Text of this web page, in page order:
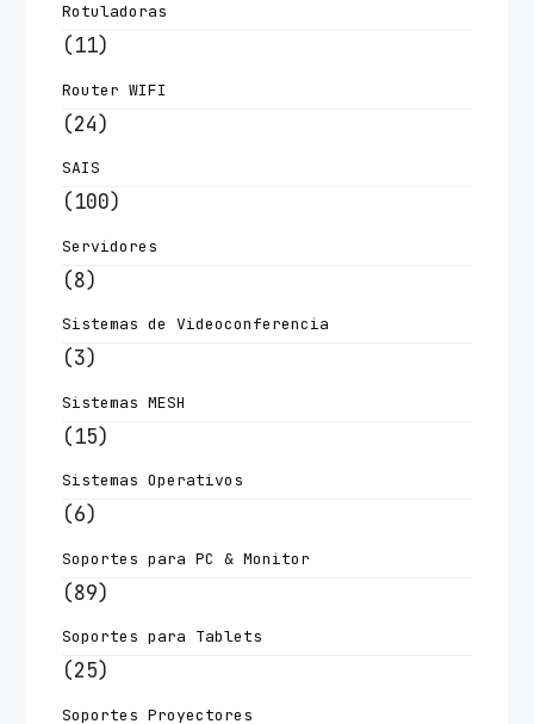
Rotuladoras
(11)
Router WIFI
(24)
SAIS
(100)
Servidores
(8)
Sistemas de Videoconferencia
(3)
Sistemas MESH
(15)
Sistemas Operativos
(6)
Soportes para PC & Monitor
(89)
Soportes para Tablets
(25)
Soportes Proyectores